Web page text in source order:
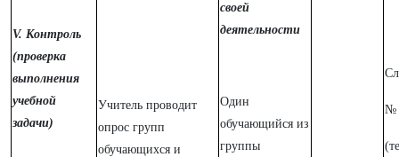
V. Контроль
(проверка
выполнения
учебной
задачи)
Учитель проводит
опрос групп
обучающихся и
своей
деятельности
Один
обучающийся из
группы
№